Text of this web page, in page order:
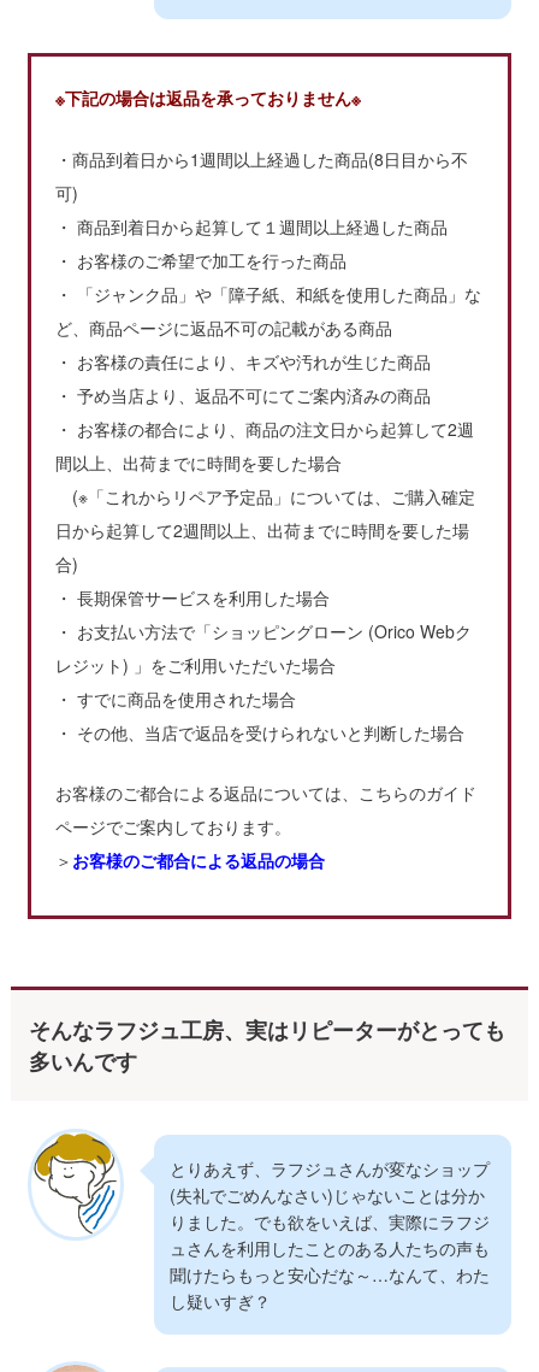
※下記の場合は返品を承っておりません※
・商品到着日から1週間以上経過した商品(8日目から不
可)
・ 商品到着日から起算して１週間以上経過した商品
・ お客様のご希望で加工を行った商品
・ 「ジャンク品」や「障子紙、和紙を使用した商品」な
ど、商品ページに返品不可の記載がある商品
・ お客様の責任により、キズや汚れが生じた商品
・ 予め当店より、返品不可にてご案内済みの商品
・ お客様の都合により、商品の注文日から起算して2週
間以上、出荷までに時間を要した場合
(※「これからリペア予定品」については、ご購入確定
日から起算して2週間以上、出荷までに時間を要した場
合)
・ 長期保管サービスを利用した場合
・ お支払い方法で「ショッピングローン (Orico Webク
レジット) 」をご利用いただいた場合
・ すでに商品を使用された場合
・ その他、当店で返品を受けられないと判断した場合
お客様のご都合による返品については、こちらのガイド
ページでご案内しております。
＞ お客様のご都合による返品の場合
そんなラフジュ工房、実はリピーターがとっても
多いんです
とりあえず、ラフジュさんが変なショップ
(失礼でごめんなさい)じゃないことは分か
りました。でも欲をいえば、実際にラフジ
ュさんを利用したことのある人たちの声も
聞けたらもっと安心だな～…なんて、わた
し疑いすぎ？